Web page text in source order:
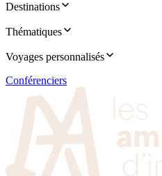
Destinations
Thématiques
Voyages personnalisés
Conférenciers